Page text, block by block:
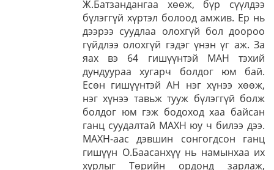
Ж.Батзандангаа хөөж, бүр сүүлдээ
бүлэггүй хүртэл болоод амжив. Ер нь
дээрээ суудлаа олохгүй бол доороо
гүйдлээ олохгүй гэдэг үнэн үг аж. За
яах вэ 64 гишүүнтэй МАН тэхий
дундуураа хугарч болдог юм бай.
Есөн гишүүнтэй АН нэг хүнээ хөөж,
нэг хүнээ тавьж тууж бүлэггүй болж
болдог юм гэж бодоход хаа байсан
ганц суудалтай МАХН юу ч билээ дээ.
МАХН-аас дэвшин сон­гогд­сон ганц
гишүүн О.Баасанхүү нь намынхаа их
хурлыг Төрийн ордонд зарлаж,